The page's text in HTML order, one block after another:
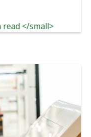
read </small>